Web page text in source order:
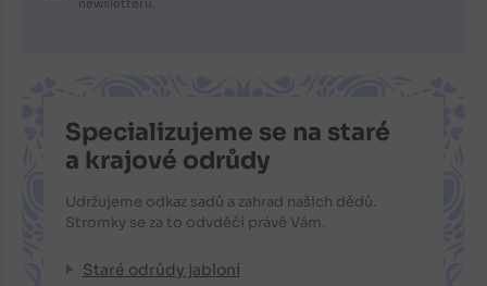
Specializujeme se na staré
a krajové odrůdy
Udržujeme odkaz sadů a zahrad našich dědů.
Stromky se za to odvděčí právě Vám.
Staré odrůdy jabloní